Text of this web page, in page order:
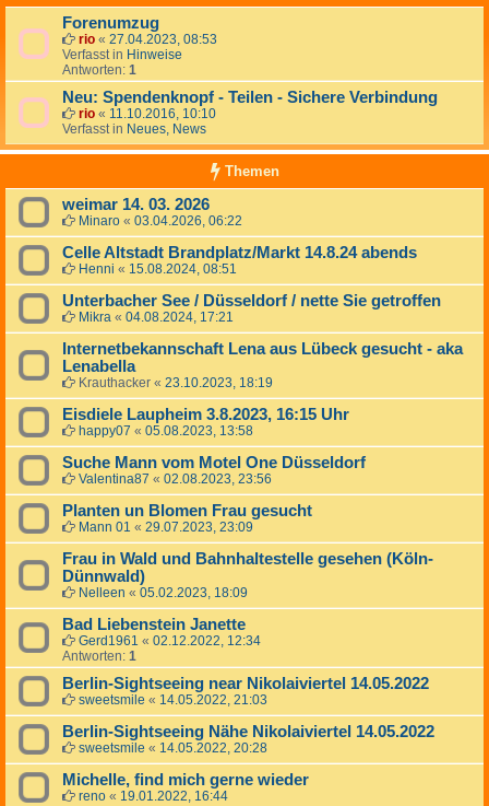
Forenumzug
rio « 27.04.2023, 08:53
Verfasst in Hinweise
Antworten: 1
Neu: Spendenknopf - Teilen - Sichere Verbindung
rio « 11.10.2016, 10:10
Verfasst in Neues, News
Themen
weimar 14. 03. 2026
Minaro « 03.04.2026, 06:22
Celle Altstadt Brandplatz/Markt 14.8.24 abends
Henni « 15.08.2024, 08:51
Unterbacher See / Düsseldorf / nette Sie getroffen
Mikra « 04.08.2024, 17:21
Internetbekannschaft Lena aus Lübeck gesucht - aka
Lenabella
Krauthacker « 23.10.2023, 18:19
Eisdiele Laupheim 3.8.2023, 16:15 Uhr
happy07 « 05.08.2023, 13:58
Suche Mann vom Motel One Düsseldorf
Valentina87 « 02.08.2023, 23:56
Planten un Blomen Frau gesucht
Mann 01 « 29.07.2023, 23:09
Frau in Wald und Bahnhaltestelle gesehen (Köln-
Dünnwald)
Nelleen « 05.02.2023, 18:09
Bad Liebenstein Janette
Gerd1961 « 02.12.2022, 12:34
Antworten: 1
Berlin-Sightseeing near Nikolaiviertel 14.05.2022
sweetsmile « 14.05.2022, 21:03
Berlin-Sightseeing Nähe Nikolaiviertel 14.05.2022
sweetsmile « 14.05.2022, 20:28
Michelle, find mich gerne wieder
reno « 19.01.2022, 16:44